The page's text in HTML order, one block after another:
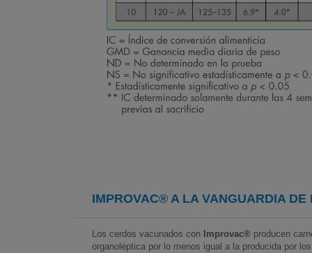
IMPROVAC® A LA VANGUARDIA DE
Los cerdos vacunados con Improvac® producen
organoléptica por lo menos igual a la producida por